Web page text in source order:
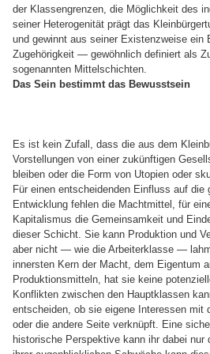
der Klassengrenzen, die Möglichkeit des
seiner Heterogenität prägt das
und gewinnt aus seiner Existenzweise ein
Zugehörigkeit — gewöhnlich definiert als
sogenannten Mittelschichten.
Das Sein bestimmt das Bewusstsein
Es ist kein Zufall, dass die aus dem
Vorstellungen von einer zukünftigen
bleiben oder die Form von Utopien oder
Für einen entscheidenden Einfluss auf die
Entwicklung fehlen die Machtmittel, für
Kapitalismus die Gemeinsamkeit und
dieser Schicht. Sie kann Produktion und
aber nicht — wie die Arbeiterklasse —
innersten Kern der Macht, dem Eigentum
Produktionsmitteln, hat sie keine
Konflikten zwischen den Hauptklassen
entscheiden, ob sie eigene Interessen mit
oder die andere Seite verknüpft. Eine
historische Perspektive kann ihr dabei nur